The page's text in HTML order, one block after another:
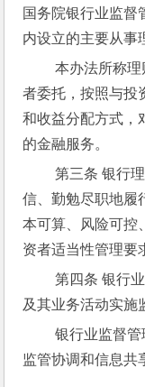
国务院银行业监督
内设立的主要从事
本办法所称理财业务是指银行理财子公司接受投资
者委托，按照与投
和收益分配方式，
的金融服务。
第三条 银行理财子公司开展理财业务，应当诚实守
信、勤勉尽职地履
本可算、风险可控
资者适当性管理要
第四条 银行业监督管理机构依法对银行理财子公司
及其业务活动实施
银行业监督管理机构应当与其他金融管理部门加强
监管协调和信息共